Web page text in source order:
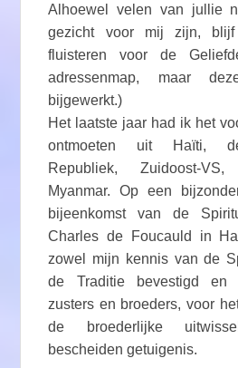
Alhoewel velen van jullie
gezicht voor mij zijn,
fluisteren voor de
adressenmap, maar
bijgewerkt.)
Het laatste jaar had ik het
ontmoeten uit Haïti,
Republiek, Zuidoost-
Myanmar. Op een
bijeenkomst van de
Charles de Foucauld in
zowel mijn kennis van de
de Traditie bevestigd en
zusters en broeders, voor
de broederlijke
bescheiden getuigenis.